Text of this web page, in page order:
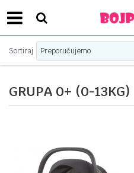
SIGURNO PLAĆANJE
GRUPA 0+ (0-13KG)
Sortiraj